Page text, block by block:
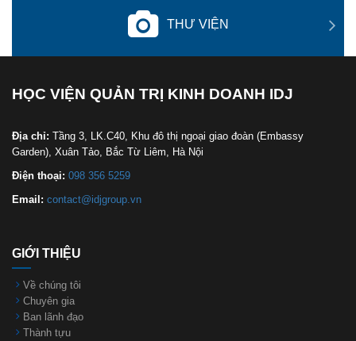
THƯ VIỆN
HỌC VIỆN QUẢN TRỊ KINH DOANH IDJ
Địa chỉ: Tầng 3, LK.C40, Khu đô thị ngoại giao đoàn (Embassy
Garden), Xuân Tảo, Bắc Từ Liêm, Hà Nội
Điện thoại: 098 356 5259
Email: contact@idjgroup.vn
GIỚI THIỆU
Về chúng tôi
Chuyên gia
Ban lãnh đạo
Thành tựu